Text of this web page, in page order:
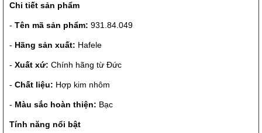
Chi tiết sản phẩm
- Tên mã sản phẩm: 931.84.049
- Hãng sản xuất: Hafele
- Xuất xứ: Chính hãng từ Đức
- Chất liệu: Hợp kim nhôm
- Màu sắc hoàn thiện: Bạc
Tính năng nổi bật